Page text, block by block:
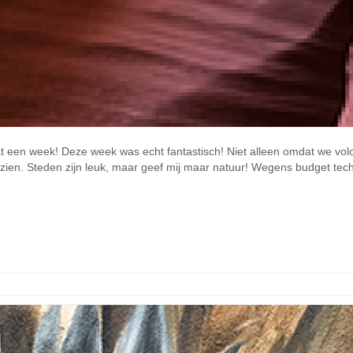
week! Deze week was echt fantastisch! Niet alleen omdat we
Steden zijn leuk, maar geef mij maar natuur! Wegens budget